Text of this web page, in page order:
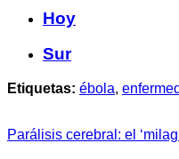
Hoy
Sur
Etiquetas: ébola,
Parálisis cerebral: el